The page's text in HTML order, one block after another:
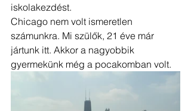
iskolakezdést.
Chicago nem volt ismeretlen
számunkra. Mi szülők, 21 éve már
jártunk itt. Akkor a nagyobbik
gyermekünk még a pocakomban volt.